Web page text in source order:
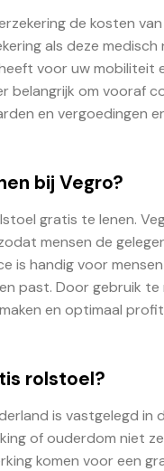
de kosten
als deze
voor uw mobiliteit
belangrijk om vooraf
en vergoedingen
bij Vegro?
gratis te lenen.
mensen de
is handig voor
past. Door gebruik
en optimaal
rolstoel?
is vastgelegd in
of ouderdom niet
komen voor een